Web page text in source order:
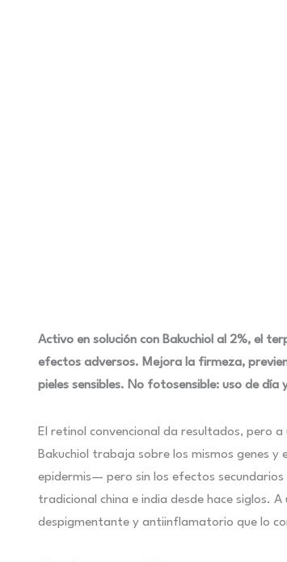
Activo en solución con Bakuchiol al 2%, el
efectos adversos. Mejora la firmeza,
pieles sensibles. No fotosensible: uso de día
El retinol convencional da resultados, pero
Bakuchiol trabaja sobre los mismos genes
epidermis— pero sin los efectos
tradicional china e india desde hace siglos.
despigmentante y antiinflamatorio que lo